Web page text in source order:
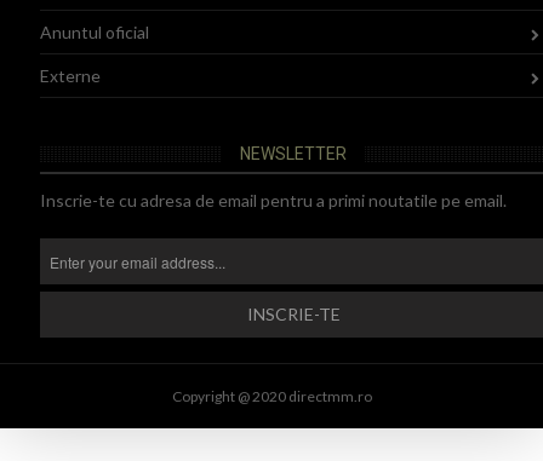
Anuntul oficial
Externe
NEWSLETTER
Inscrie-te cu adresa de email pentru a primi noutatile pe email.
Copyright @ 2020 directmm.ro